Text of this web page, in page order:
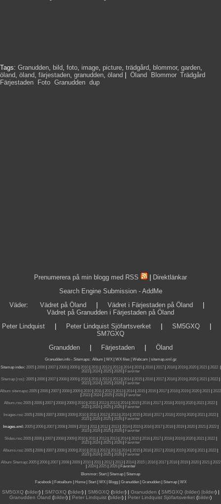
Tags: Granudden, bild, foto, image, picture, trädgård, blommor, garden,
öland, öland, färjestaden, granudden, öland Öland Blommor, Trädgård
Färjestaden
Foto Granudden dup
Prenumerera på min blogg med RSS
Direktlänkar
Search Engine Submission - AddMe
Väder: Vädret på Öland Vädret i Färjestaden på Öland
Vädret på Granudden i Färjestaden på Öland
Peter Lindquist
Peter Lindquist Sjöfartsverket SM5GXQ
SM7GXQ
Granudden| Färjestaden| Öland
Granudden.info- Sitemaps: Album WX WX files | Webcam |
sitemap.xml.gz
Sitemap index: 2005| 2006| 2007| 2008| 2009| 2010| 2011| 2012| 2013| 2014| 2015| 2016| 2017| 2018| 2019| 2020| 2021| 2022|
2023| 2024| 2025| 2026|
Favoriter
Sitemap (rss): 2005 2006 2007 2008 2009 2010 2011 2012 2013 2014 2015 2016 2017 2018 2019 2020 2021 2022
2023| 2024| 2025| 2026|
Favoriter
Album sitemaps: 2005 2006 2007 2008 2009 2010 2011 2012 2013 2014 2015 2016 2017 2018 2019 2020 2021
2022
2023| 2024| 2025| 2026|
Favoriter
Album.rss: 2005 2006 2007 2008 2009 2010 2011 2012 2013 2014 2015 2016 2017 2018 2019 2020 2021 2022
2023| 2024| 2025| 2026|
Favoriter
Images.rss: 2005| 2006| 2007| 2008| 2009| 2010| 2011| 2012| 2013| 2014| 2015| 2016| 2017| 2018| 2019| 2020| 2021| 2022|
2023| 2024| 2025| 2026|
Favoriter
Images.xml: 2005| 2006| 2007| 2008| 2009| 2010| 2011| 2012| 2013| 2014| 2015| 2016| 2017| 2018| 2019| 2020| 2021| 2022|
2023| 2024| 2025| 2026|
Favoriter
Slides.rss: 2005| 2006| 2007| 2008| 2009| 2010| 2011| 2012| 2013| 2014| 2015| 2016| 2017| 2018| 2019| 2020| 2021| 2022|
2023| 2024| 2025| 2026|
Favoriter
Albums.rss: 2005 2006 2007 2008 2009 2010 2011 2012 2013 2014 2015 2016 2017 2018 2019 2020 2021 2022
2023| 2024| 2025| 2026|
Favoriter
Album Sitemap: 2005| 2006| 2007| 2008| 2009| 2010| 2011| 2012| 2013| 2014| 2015 | 2016| 2017| 2018| 2019| 2020| 2021| 2022
2024| 2025| 2026|
Favoriter
Blommor: Start Sitemap
Sitemap
Facebook| Fotoalbum Home| Start| WX| Blogg| Granudden| Granudden| Sitemap| WX
SM5GXQ(bilder) | SM7GXQ(bilder) | SM6GXQ(bilder) | Granudden (SM5GXQ (bilder) |bilder) |
Granudden Öland (bilder) | Peter Lindquist (bilder) | Peter Lindquist Sjöfartsverket (bilder)